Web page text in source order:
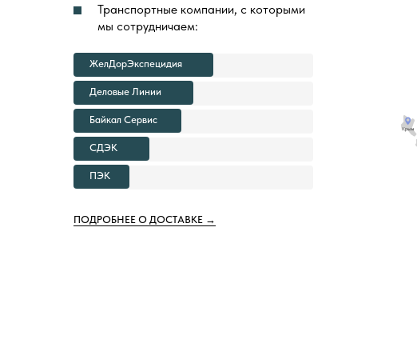
Транспортные компании, с которыми
мы сотрудничаем:
ЖелДорЭкспецидия
Деловые Линии
Байкал Сервис
СДЭК
ПЭК
ПОДРОБНЕЕ О ДОСТАВКЕ →